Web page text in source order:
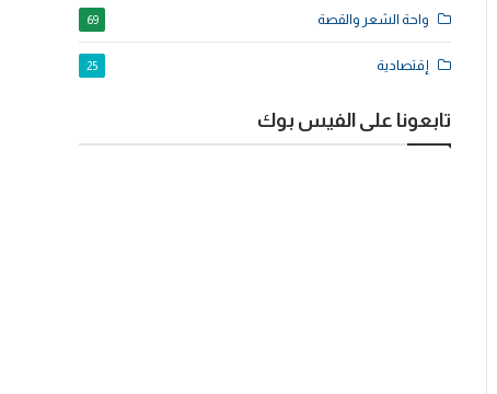
واحة الشعر والقصة 69
إقتصادية 25
تابعونا على الفيس بوك